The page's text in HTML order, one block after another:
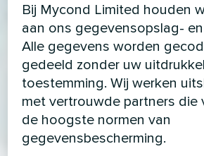
Bij Mycond Limited houden
aan ons gegevensopslag-
Alle gegevens worden
gedeeld zonder uw
toestemming. Wij werken
met vertrouwde partners die
de hoogste normen van
gegevensbescherming.